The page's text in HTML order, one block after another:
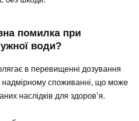
помилка при
води?
в перевищенні дозування
надмірному споживанні, що може
наслідків для здоров’я.